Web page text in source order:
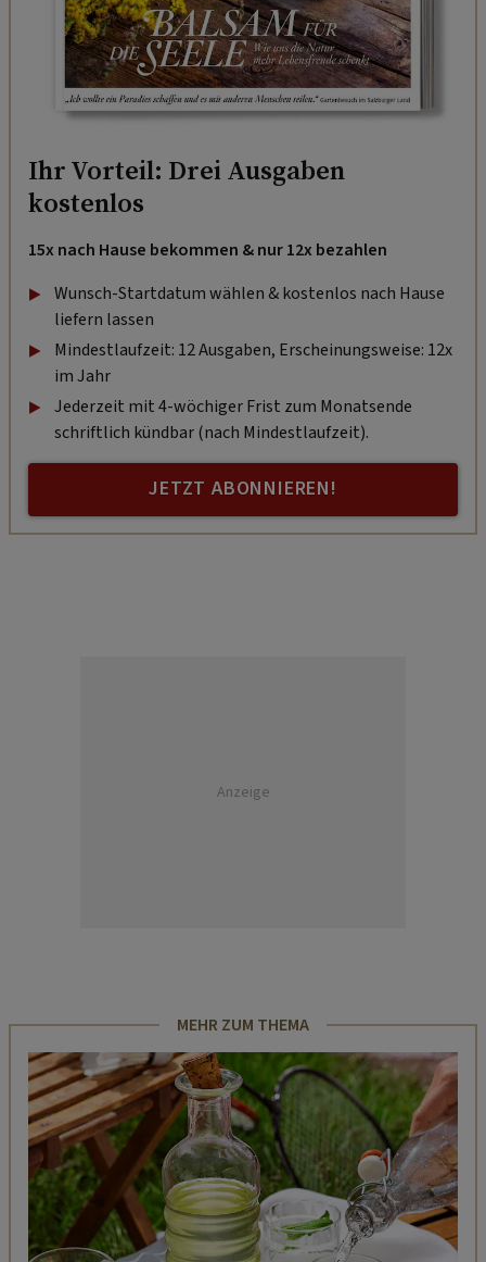
Ihr Vorteil: Drei Ausgaben
kostenlos
15x nach Hause bekommen & nur 12x bezahlen
Wunsch-Startdatum wählen & kostenlos nach Hause
liefern lassen
Mindestlaufzeit: 12 Ausgaben, Erscheinungsweise: 12x
im Jahr
Jederzeit mit 4-wöchiger Frist zum Monatsende
schriftlich kündbar (nach Mindestlaufzeit).
JETZT ABONNIEREN!
Anzeige
MEHR ZUM THEMA